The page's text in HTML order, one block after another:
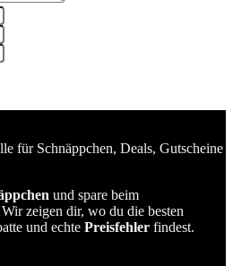
für Schnäppchen, Deals, Gutscheine
und spare beim
zeigen dir, wo du die besten
und echte Preisfehler findest.